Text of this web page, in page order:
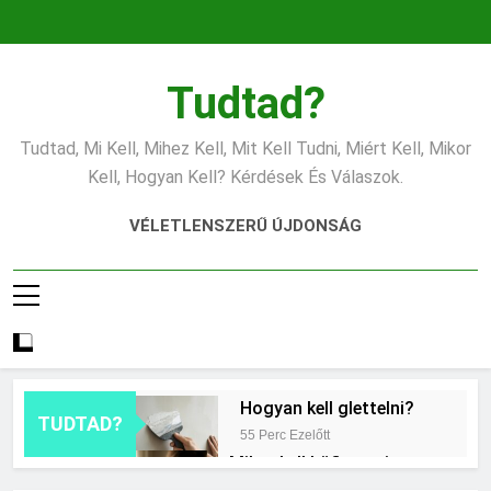
Tudtad?
Tudtad, Mi Kell, Mihez Kell, Mit Kell Tudni, Miért Kell, Mikor
Kell, Hogyan Kell? Kérdések És Válaszok.
VÉLETLENSZERŰ ÚJDONSÁG
TUDTAD?
Hogyan kell glettelni?
55 Perc Ezelőtt
Mikor kell büfiztetni a